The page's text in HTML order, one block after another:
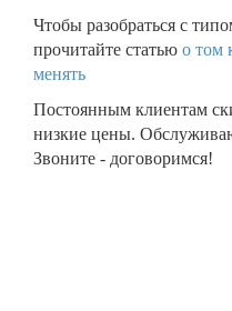
Чтобы разобраться с
прочитайте статью о том
менять
Постоянным клиентам
низкие цены.
Звоните - договоримся!